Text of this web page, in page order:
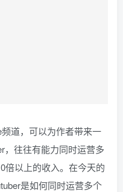
道，可以为作者带来一
，往往有能力同时运营多
倍以上的收入。在今天的
是如何同时运营多个